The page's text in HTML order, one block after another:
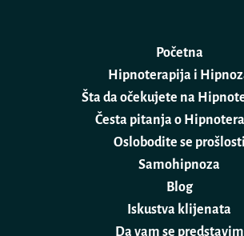
Početna
Hipnoterapija i
Šta da očekujete na
Česta pitanja o
Oslobodite se prošlosti
Samohipnoza
Blog
Iskustva klijenata
Da vam se predstavim